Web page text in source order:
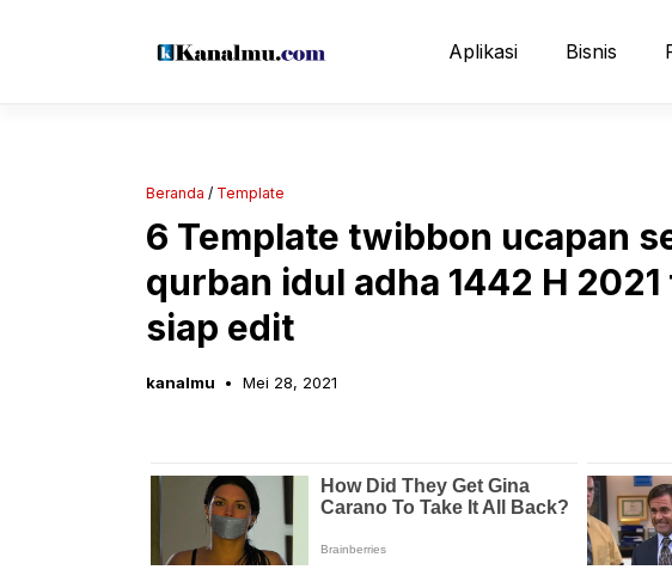
Aplikasi Bisnis
Beranda / Template
6 Template twibbon ucapan
qurban idul adha 1442 H 2021
siap edit
kanalmu Mei 28, 2021